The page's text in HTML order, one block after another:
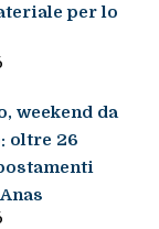
per lo
weekend da
oltre 26